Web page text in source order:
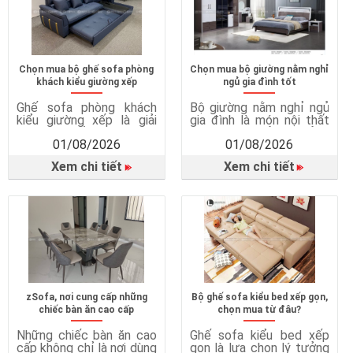
Chọn mua bộ ghế sofa phòng
khách kiểu giường xếp
Ghế sofa phòng khách
kiểu giường xếp là giải
kết hợp giữa ghế sofa và
giường ngủ trong cùng
một sản phẩm. Vì sao
cần ghế sofa giường?
Tiết kiệm diện tích hiệu
quả Sofa giường rất phù
hợp với căn hộ chung cư,
phòng ngủ nhỏ hoặc nhà
có […]
01/08/2026
Xem chi tiết
Chọn mua bộ giường nằm nghỉ
ngủ gia đình tốt
Bộ giường nằm nghỉ ngủ
gia đình là món nội thất
trực tiếp đến chất lượng
giấc ngủ, sức khỏe và sự
tiện nghi trong cuộc
sống hằng ngày. Một
chiếc giường ngủ phù
hợp không chỉ mang đến
giấc ngủ ngon mà còn
giúp bảo vệ sức khỏe, tối
ưu […]
01/08/2026
Xem chi tiết
zSofa, nơi cung cấp những
chiếc bàn ăn cao cấp
Những chiếc bàn ăn cao
cấp không chỉ là nơi dùng
Bộ ghế sofa kiểu bed xếp gọn,
chọn mua từ đâu?
Ghế sofa kiểu bed xếp
gọn là lựa chọn lý tưởng